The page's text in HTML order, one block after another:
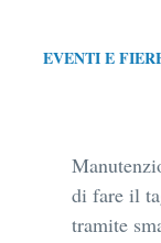
EVENTI E
di fare il
tramite